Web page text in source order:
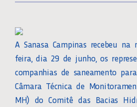
A Sanasa Campinas recebeu na
feira, dia 29 de junho, os
companhias de saneamento
Câmara Técnica de
MH) do Comitê das Bacias